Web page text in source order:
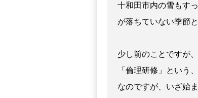
十和田市内の雪もす
が落ちていない季節
少し前のことですが
「倫理研修」という
なのですが、いざ始